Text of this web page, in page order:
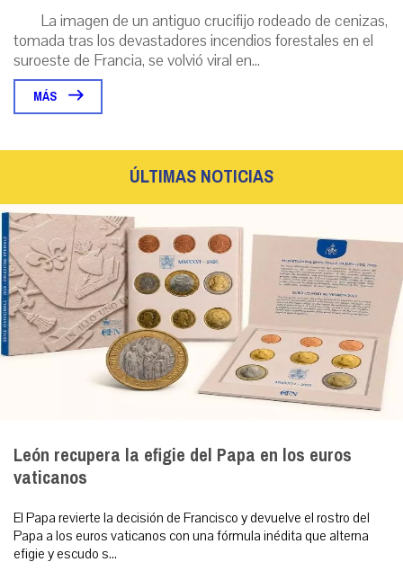
La imagen de un antiguo crucifijo rodeado de cenizas,
tomada tras los devastadores incendios forestales en el
suroeste de Francia, se volvió viral en...
MÁS
ÚLTIMAS NOTICIAS
León recupera la efigie del Papa en los euros
vaticanos
El Papa revierte la decisión de Francisco y devuelve el rostro del
Papa a los euros vaticanos con una fórmula inédita que alterna
efigie y escudo s...